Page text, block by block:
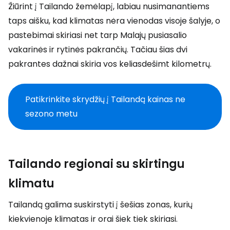
Žiūrint į Tailando žemėlapį, labiau nusimanantiems
taps aišku, kad klimatas nėra vienodas visoje šalyje, o
pastebimai skiriasi net tarp Malajų pusiasalio
vakarinės ir rytinės pakrančių. Tačiau šias dvi
pakrantes dažnai skiria vos keliasdešimt kilometrų.
Patikrinkite skrydžių į Tailandą kainas ne
sezono metu
Tailando regionai su skirtingu
klimatu
Tailandą galima suskirstyti į šešias zonas, kurių
kiekvienoje klimatas ir orai šiek tiek skiriasi.